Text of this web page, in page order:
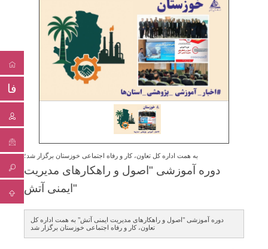
فا
به همت اداره کل تعاون، کار و رفاه اجتماعی خوزستان برگزار شد؛
دوره آموزشی "اصول و راهكارهای مدیریت
ایمنی آتش"
دوره آموزشی "اصول و راهکارهای مدیریت ایمنی آتش" به همت اداره کل
تعاون، کار و رفاه اجتماعی خوزستان برگزار شد